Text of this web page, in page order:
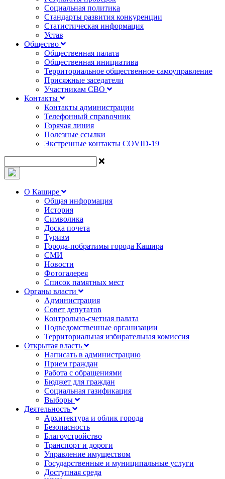
Социальная политика
Стандарты развития конкуренции
Статистическая информация
Устав
Общество
Общественная палата
Общественная инициатива
Территориальное общественное самоуправление
Присяжные заседатели
Участникам СВО
Контакты
Контакты администрации
Телефонный справочник
Горячая линия
Полезные ссылки
Экстренные контакты COVID-19
О Кашире
Общая информация
История
Символика
Доска почета
Туризм
Города-побратимы города Кашира
СМИ
Новости
Фотогалерея
Список памятных мест
Органы власти
Администрация
Совет депутатов
Контрольно-счетная палата
Подведомственные организации
Территориальная избирательная комиссия
Открытая власть
Написать в администрацию
Прием граждан
Работа с обращениями
Бюджет для граждан
Социальная газификация
Выборы
Деятельность
Архитектура и облик города
Безопасность
Благоустройство
Транспорт и дороги
Управление имуществом
Государственные и муниципальные услуги
Доступная среда